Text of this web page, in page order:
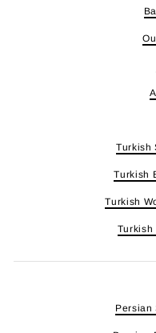
Turkish
Turkish
Turkish
Turkish
Persian